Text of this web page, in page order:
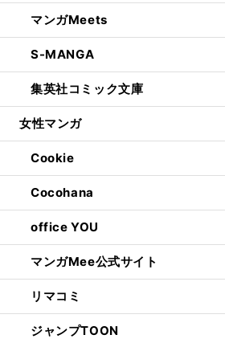
マンガMeets
S-MANGA
集英社コミック文庫
女性マンガ
Cookie
Cocohana
office YOU
マンガMee公式サイト
リマコミ
ジャンプTOON